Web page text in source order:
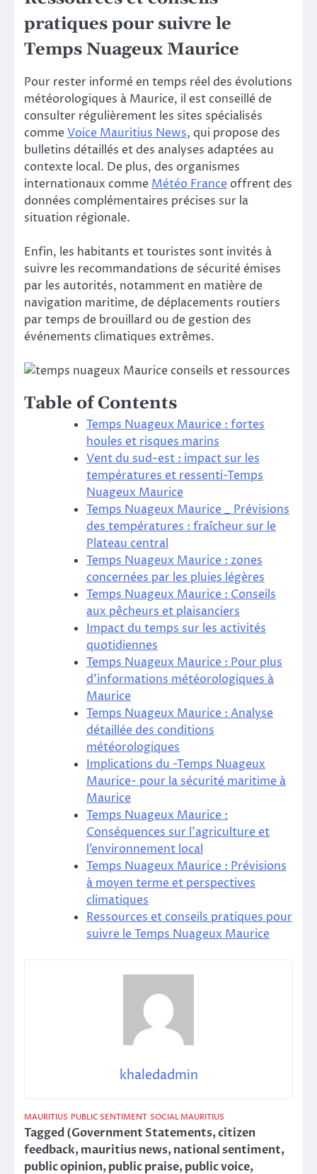
pratiques pour suivre le
Temps Nuageux Maurice
Pour rester informé en temps réel des évolutions
météorologiques à Maurice, il est conseillé de
consulter régulièrement les sites spécialisés
commeVoice Mauritius News, qui propose des
bulletins détaillés et des analyses adaptées au
contexte local. De plus, des organismes
internationaux comme Météo France offrent des
données complémentaires précises sur la
situation régionale.
Enfin, les habitants et touristes sont invités à
suivre les recommandations de sécurité émises
par les autorités, notamment en matière de
navigation maritime, de déplacements routiers
par temps de brouillard ou de gestion des
événements climatiques extrêmes.
Table of Contents
Temps Nuageux Maurice : fortes
houles et risques marins
Vent du sud-est : impact sur les
températures et ressenti-Temps
Nuageux Maurice
Temps Nuageux Maurice _ Prévisions
des températures : fraîcheur sur le
Plateau central
Temps Nuageux Maurice : zones
concernées par les pluies légères
Temps Nuageux Maurice : Conseils
aux pêcheurs et plaisanciers
Impact du temps sur les activités
quotidiennes
Temps Nuageux Maurice : Pour plus
d’informations météorologiques à
Maurice
Temps Nuageux Maurice : Analyse
détaillée des conditions
météorologiques
Implications du -Temps Nuageux
Maurice- pour la sécurité maritime à
Maurice
Temps Nuageux Maurice :
Conséquences sur l’agriculture et
l’environnement local
Temps Nuageux Maurice : Prévisions
à moyen terme et perspectives
climatiques
Ressources et conseils pratiques pour
suivre le Temps Nuageux Maurice
khaledadmin
MAURITIUS PUBLIC SENTIMENT SOCIAL MAURITIUS
Tagged(Government Statements,citizen
feedback,mauritius news,national sentiment,
public opinion,public praise,public voice,